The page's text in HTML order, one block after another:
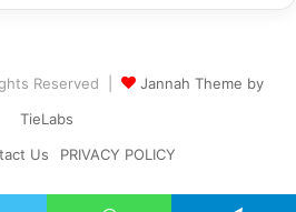
Reserved |
Jannah Theme by
TieLabs
Us PRIVACY POLICY